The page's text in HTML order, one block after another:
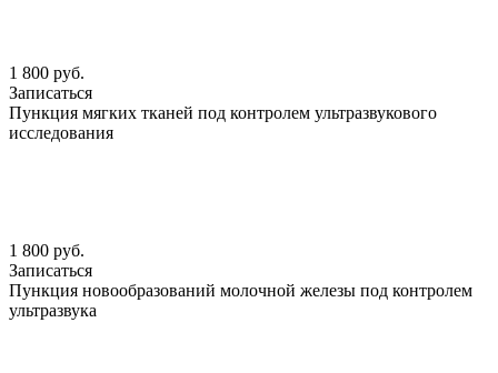
1 800 руб.
Записаться
Пункция мягких тканей под контролем ультразвукового
исследования
1 800 руб.
Записаться
Пункция новообразований молочной железы под контролем
ультразвука